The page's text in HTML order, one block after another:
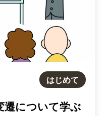
はじめて
遷について学ぶ